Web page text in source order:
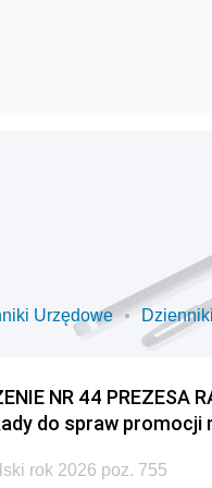
Urzędowe
NR 44 PREZESA
do spraw promocji
rok 2026 poz. 755